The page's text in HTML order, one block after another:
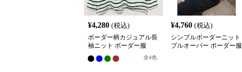
¥4,280 (税込)
ボーダー柄カジュアル長
袖ニット ボーダー服
全4色
¥4,760 (税込)
シンプルボーダーニット
プルオーバー ボーダー服